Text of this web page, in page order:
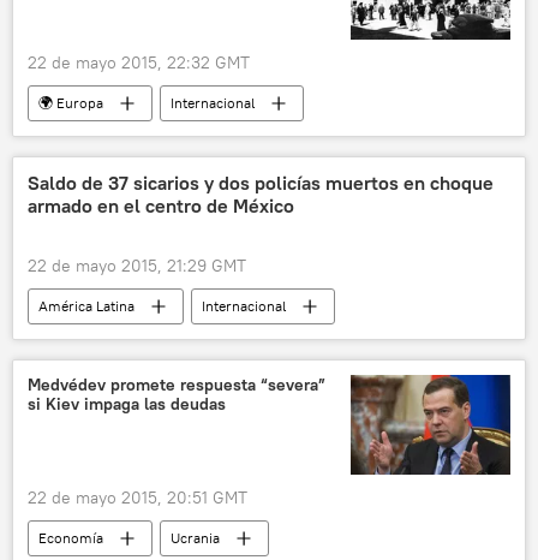
22 de mayo 2015, 22:32 GMT
🌍 Europa
Internacional
República Checa
telerrealidad
noticias
Saldo de 37 sicarios y dos policías muertos en choque
armado en el centro de México
22 de mayo 2015, 21:29 GMT
América Latina
Internacional
México
Michoacán
choque
CJNG
noticias
Medvédev promete respuesta “severa”
si Kiev impaga las deudas
22 de mayo 2015, 20:51 GMT
Economía
Ucrania